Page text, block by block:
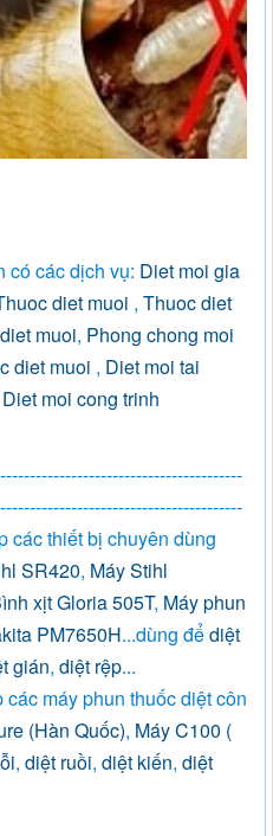
có các dịch vụ: Diet moi gia
diet muoi , Thuoc diet
muoi, Phong chong moi
diet muoi , Diet moi tai
Diet moi cong trinh
các thiết bị chuyên dùng
SR420, Máy Stihl
xịt Gloria 505T, Máy phun
PM7650H...dùng đểdiệt
gián, diệt rệp...
máy phun thuốc diệt côn
(Hàn Quốc), Máy C100 (
, diệt ruồi, diệt kiến, diệt